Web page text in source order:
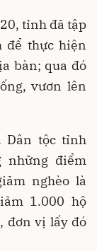
tỉnh đã tập
để thực hiện
bàn; qua đó
vươn lên
Dân tộc tỉnh
những điểm
nghèo là
1.000 hộ
đơn vị lấy đó